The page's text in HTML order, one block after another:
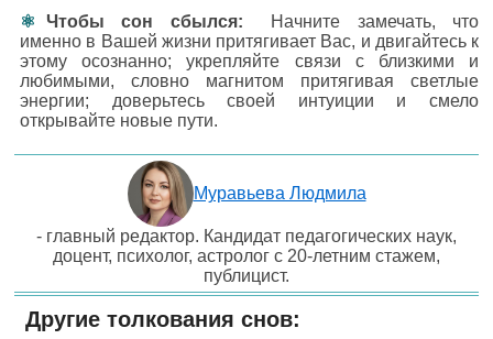
Чтобы сон сбылся:
Начните замечать, что
именно в Вашей жизни притягивает Вас, и двигайтесь к
этому осознанно; укрепляйте связи с близкими и
любимыми, словно магнитом притягивая светлые
энергии; доверьтесь своей интуиции и смело
открывайте новые пути.
Муравьева Людмила
- главный редактор. Кандидат педагогических наук,
доцент, психолог, астролог с 20-летним стажем,
публицист.
Другие толкования снов: